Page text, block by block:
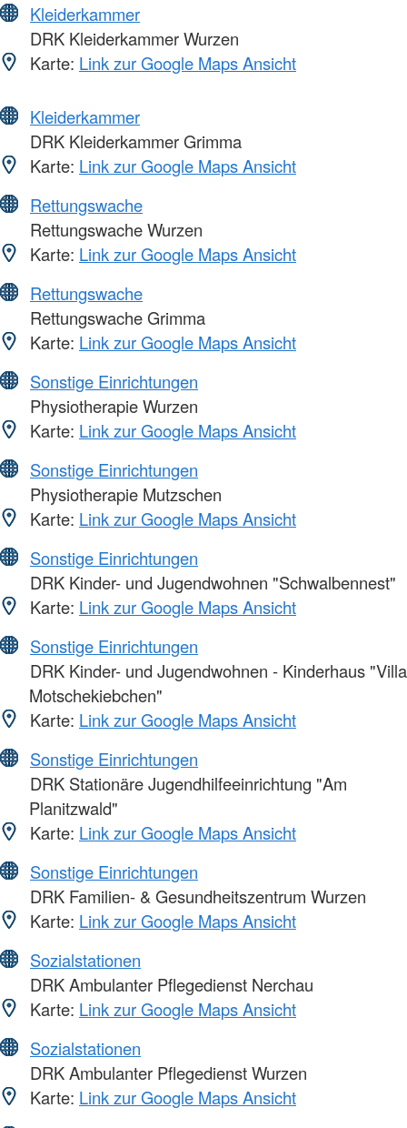
Kleiderkammer
DRK Kleiderkammer Wurzen
Karte: Link zur Google Maps Ansicht
Kleiderkammer
DRK Kleiderkammer Grimma
Karte: Link zur Google Maps Ansicht
Rettungswache
Rettungswache Wurzen
Karte: Link zur Google Maps Ansicht
Rettungswache
Rettungswache Grimma
Karte: Link zur Google Maps Ansicht
Sonstige Einrichtungen
Physiotherapie Wurzen
Karte: Link zur Google Maps Ansicht
Sonstige Einrichtungen
Physiotherapie Mutzschen
Karte: Link zur Google Maps Ansicht
Sonstige Einrichtungen
DRK Kinder- und Jugendwohnen "Schwalbennest"
Karte: Link zur Google Maps Ansicht
Sonstige Einrichtungen
DRK Kinder- und Jugendwohnen - Kinderhaus "Villa
Motschekiebchen"
Karte: Link zur Google Maps Ansicht
Sonstige Einrichtungen
DRK Stationäre Jugendhilfeeinrichtung "Am
Planitzwald"
Karte: Link zur Google Maps Ansicht
Sonstige Einrichtungen
DRK Familien- & Gesundheitszentrum Wurzen
Karte: Link zur Google Maps Ansicht
Sozialstationen
DRK Ambulanter Pflegedienst Nerchau
Karte: Link zur Google Maps Ansicht
Sozialstationen
DRK Ambulanter Pflegedienst Wurzen
Karte: Link zur Google Maps Ansicht